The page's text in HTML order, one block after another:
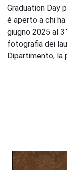
minutes,
35
seconds
Graduation Day
è aperto a chi
giugno 2025 al
fotografia dei
Dipartimento, la